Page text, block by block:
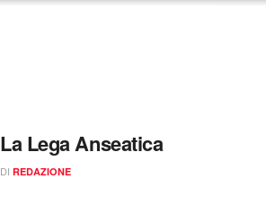
La Lega Anseatica
DI REDAZIONE